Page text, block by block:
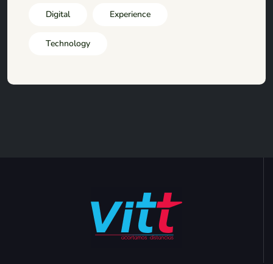
Digital Experience
Technology